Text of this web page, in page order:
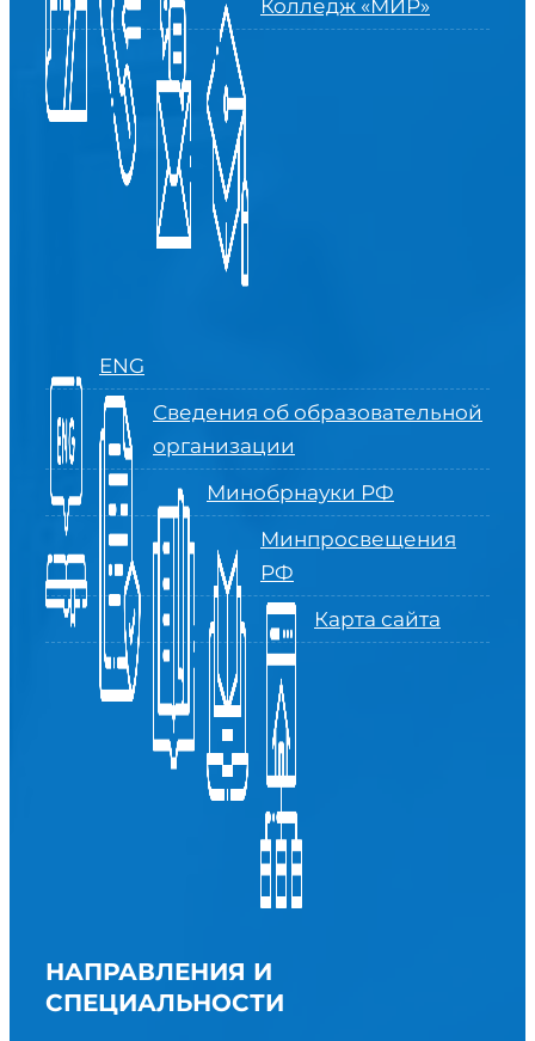
Колледж «МИР»
ENG
Сведения об образовательной
организации
Минобрнауки РФ
Минпросвещения
РФ
Карта сайта
НАПРАВЛЕНИЯ И
СПЕЦИАЛЬНОСТИ